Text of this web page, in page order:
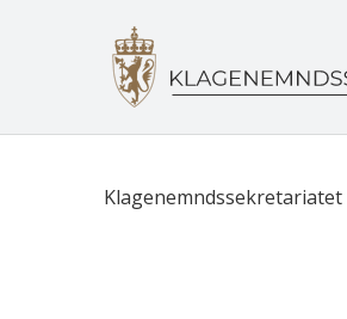
Klagenemndssekretariatet